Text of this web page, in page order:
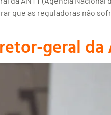
que as reguladoras não
geral da